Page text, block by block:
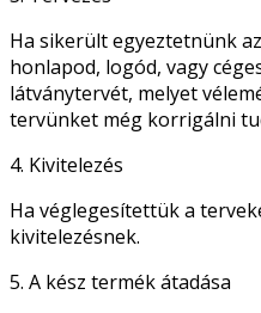
Ha sikerült egyeztetnünk
honlapod, logód, vagy
látványtervét, melyet
tervünket még korrigálni
4. Kivitelezés
Ha véglegesítettük a
kivitelezésnek.
5. A kész termék átadása